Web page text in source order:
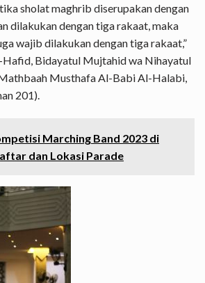
sholat maghrib diserupakan dengan
dilakukan dengan tiga rakaat, maka
wajib dilakukan dengan tiga rakaat,”
Hafid, Bidayatul Mujtahid wa Nihayatul
Musthafa Al-Babi Al-Halabi,
201).
Marching Band 2023 di
dan Lokasi Parade